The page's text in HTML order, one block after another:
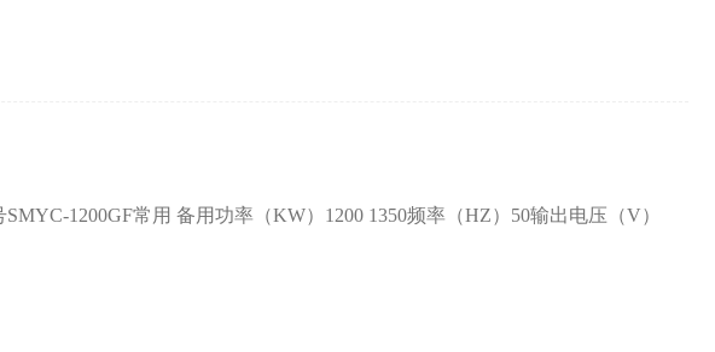
1200GF常用 备用功率（KW）1200 1350频率（HZ）50输出电压（V）